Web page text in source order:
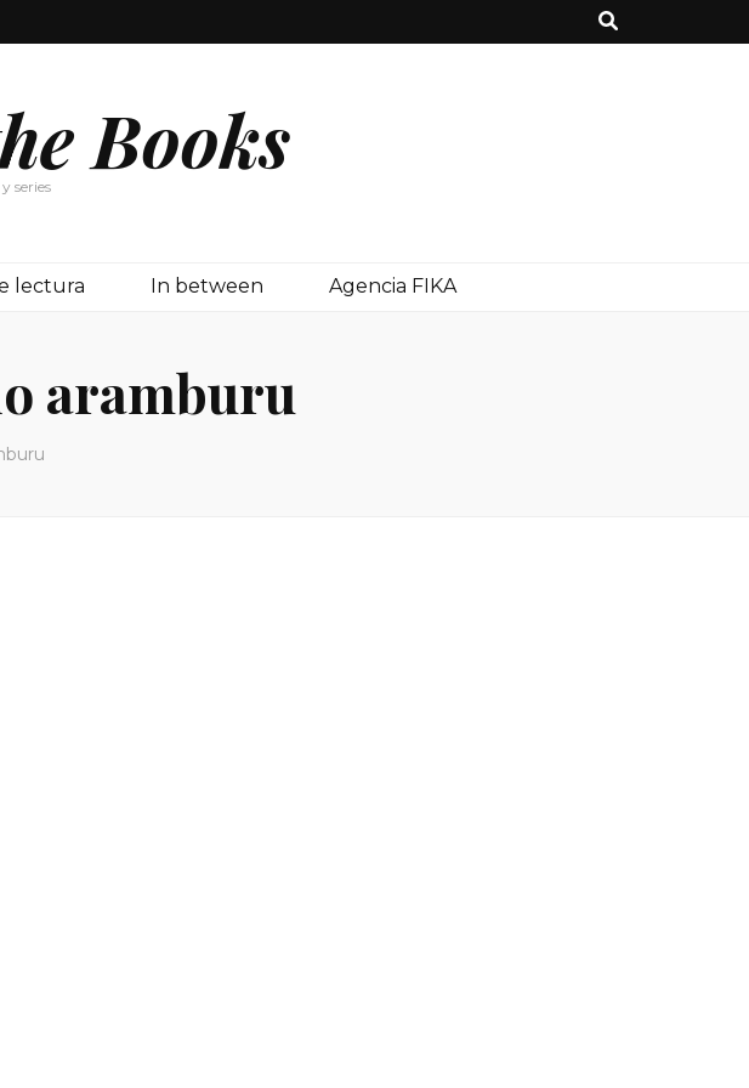
Books
series
lectura In between Agencia FIKA
aramburu